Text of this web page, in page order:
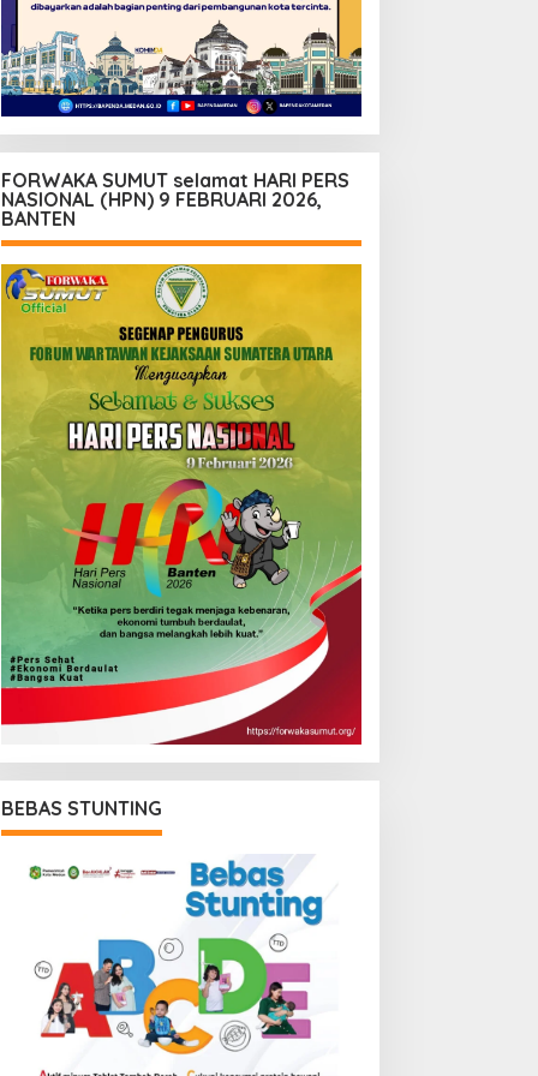
FORWAKA SUMUT selamat HARI PERS
NASIONAL (HPN) 9 FEBRUARI 2026,
BANTEN
BEBAS STUNTING